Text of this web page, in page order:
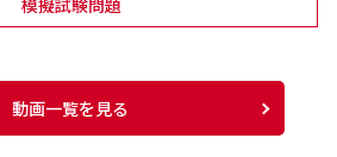
模擬試験問題
動画一覧を見る